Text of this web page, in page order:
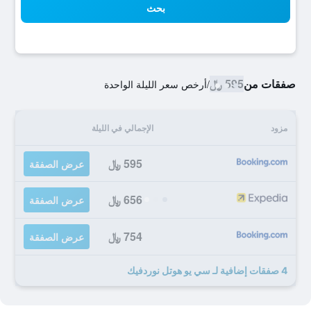
بحث
صفقات من595 ﷼ /أرخص سعر الليلة الواحدة
مزود الإجمالي في الليلة
595 ﷼ عرض الصفقة
656 ﷼ عرض الصفقة
754 ﷼ عرض الصفقة
4 صفقات إضافية لـ سي يو هوتل نوردفيك